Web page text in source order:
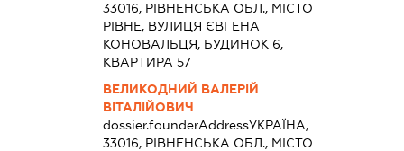
33016, РІВНЕНСЬКА ОБЛ., МІСТО
РІВНЕ, ВУЛИЦЯ ЄВГЕНА
КОНОВАЛЬЦЯ, БУДИНОК 6,
КВАРТИРА 57
ВЕЛИКОДНИЙ ВАЛЕРІЙ
ВІТАЛІЙОВИЧ
dossier.founderAddressУКРАЇНА,
33016, РІВНЕНСЬКА ОБЛ., МІСТО